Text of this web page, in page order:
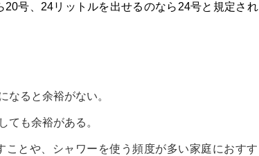
号、24リットルを出せるのなら24号と規定され
なると余裕がない。
ても余裕がある。
とや、シャワーを使う頻度が多い家庭におすす